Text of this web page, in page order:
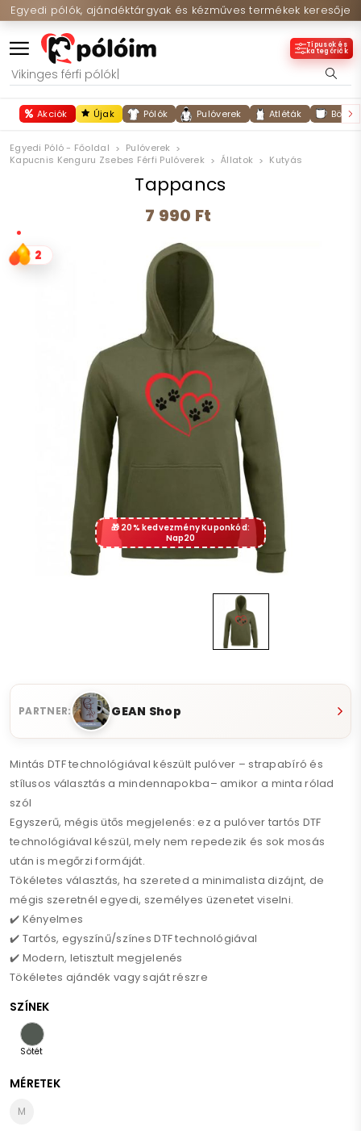
Egyedi pólók, ajándéktárgyak és kézműves termékek keresője
Típusok és
kategóriák
Akciók Újak Pólók Pulóverek Atléták
Egyedi Póló - Főoldal
Pulóverek
Kapucnis Kenguru Zsebes Férfi Pulóverek
Állatok Kutyás
Tappancs
7 990 Ft
2
20% kedvezmény Kuponkód:
Nap20
PARTNER: GEAN Shop
Mintás DTF technológiával készült pulóver – strapabíró és
stílusos választás a mindennapokba– amikor a minta rólad
szól
Egyszerű, mégis ütős megjelenés: ez a pulóver tartós DTF
technológiával készül, mely nem repedezik és sok mosás
után is megőrzi formáját.
Tökéletes választás, ha szereted a minimalista dizájnt, de
mégis szeretnél egyedi, személyes üzenetet viselni.
✔️ Kényelmes
✔️ Tartós, egyszínű/színes DTF technológiával
✔️ Modern, letisztult megjelenés
Tökéletes ajándék vagy saját részre
SZÍNEK
Sötét
MÉRETEK
M